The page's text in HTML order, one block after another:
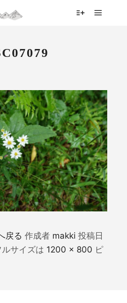
戻る 作成者 makki 投稿日
ルサイズは 1200 × 800 ピ